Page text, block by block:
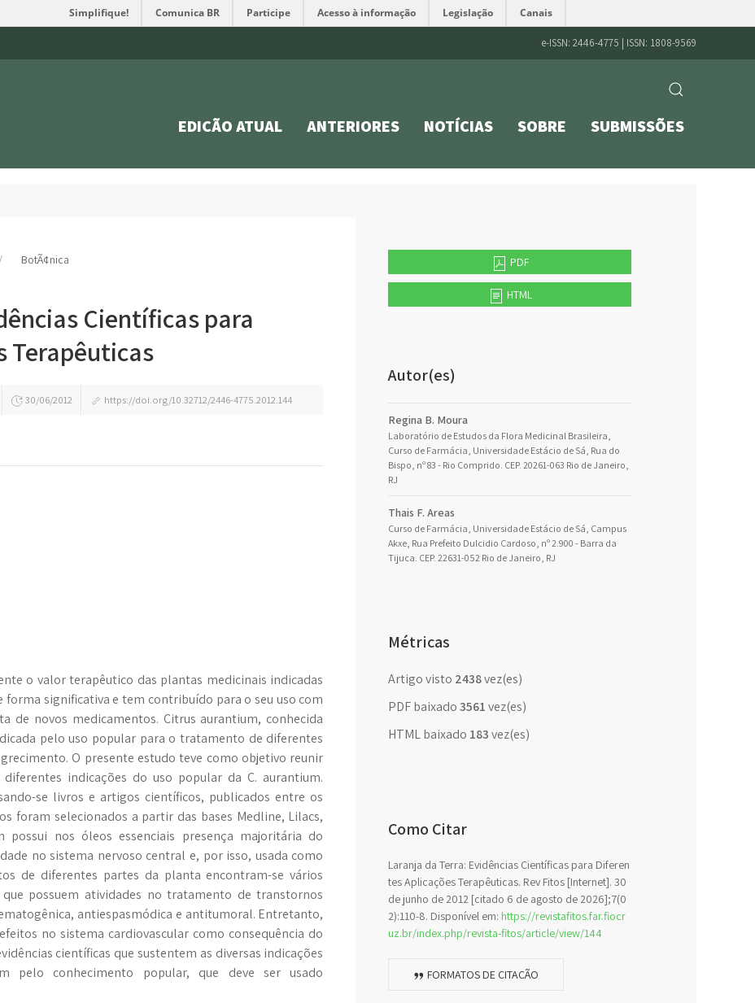
Simplifique! Comunica BR Participe Acesso à informação Legislação Canais
e-ISSN: 2446-4775 | ISSN: 1808-9569
EDIÇÃO ATUAL ANTERIORES NOTÍCIAS SOBRE SUBMISSÕES
BotÃ¢nica
Científicas para
Terapêuticas
30/06/2012 https://doi.org/10.32712/2446-4775.2012.144
o valor terapêutico das plantas medicinais indicadas
significativa e tem contribuído para o seu uso com
de novos medicamentos. Citrus aurantium, conhecida
pelo uso popular para o tratamento de diferentes
O presente estudo teve como objetivo reunir
indicações do uso popular da C. aurantium.
se livros e artigos científicos, publicados entre os
foram selecionados a partir das bases Medline, Lilacs,
possui nos óleos essenciais presença majoritária do
no sistema nervoso central e, por isso, usada como
de diferentes partes da planta encontram-se vários
possuem atividades no tratamento de transtornos
antiespasmódica e antitumoral. Entretanto,
no sistema cardiovascular como consequência do
científicas que sustentem as diversas indicações
pelo conhecimento popular, que deve ser usado
PDF
HTML
Autor(es)
Regina B. Moura
Laboratório de Estudos da Flora Medicinal Brasileira,
Curso de Farmácia, Universidade Estácio de Sá, Rua do
Bispo, nº 83 - Rio Comprido. CEP. 20261-063 Rio de Janeiro,
RJ
Thais F. Areas
Curso de Farmácia, Universidade Estácio de Sá, Campus
Akxe, Rua Prefeito Dulcidio Cardoso, nº 2.900 - Barra da
Tijuca. CEP. 22631-052 Rio de Janeiro, RJ
Métricas
Artigo visto 2438vez(es)
PDF baixado 3561vez(es)
HTML baixado 183vez(es)
Como Citar
Laranja da Terra: Evidências Científicas para Diferen
tes Aplicações Terapêuticas. Rev Fitos [Internet]. 30
de junho de 2012 [citado 6 de agosto de 2026];7(0
2):110-8. Disponível em: https://revistafitos.far.fiocr
uz.br/index.php/revista-fitos/article/view/144
FORMATOS DE CITAÇÃO